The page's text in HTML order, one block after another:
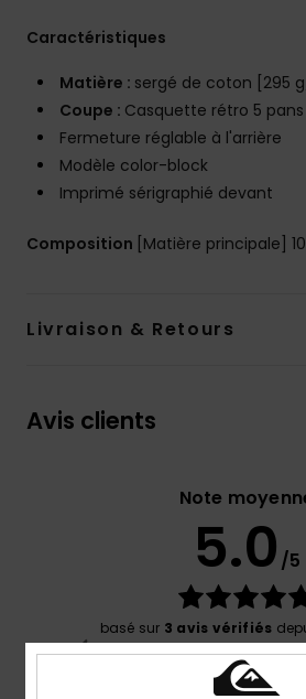
Caractéristiques
Matière : sergé de coton [295
Coupe : Casquette rétro 5 pans
Fermeture réglable à l'arrière
Modèle color-block
Imprimé sérigraphié devant
Composition [Matière principale]
Livraison & Retours
Avis clients
Note
5.0 /5
basé sur 3 avis vérifiés
67% de nos clients